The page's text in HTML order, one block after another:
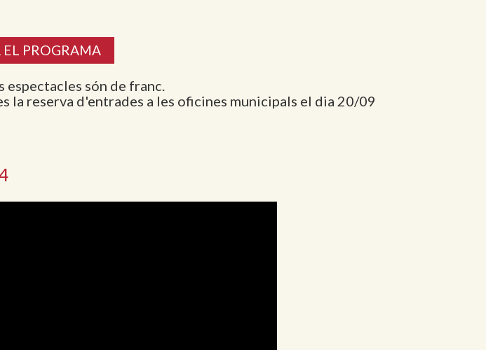
EL PROGRAMA
espectacles són de franc.
la reserva d'entrades a les oficines municipals el dia 20/09